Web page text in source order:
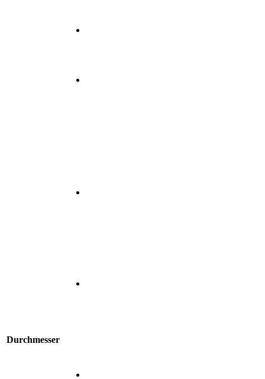
Durchmesser